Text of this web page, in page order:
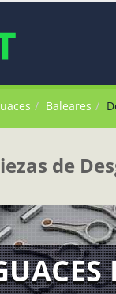
Baleares
de